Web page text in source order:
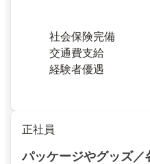
社会保険完備
交通費支給
経験者優遇
正社員
パッケージやグッズ